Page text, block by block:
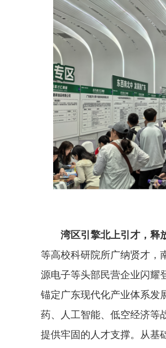
湾区引擎北上引才，释
等高校科研院所广纳贤才，
源电子等头部民营企业闪耀
锚定广东现代化产业体系发
药、人工智能、低空经济等
提供牢固的人才支撑。从基